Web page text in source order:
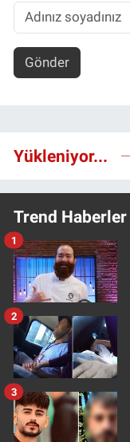
Gönder
Yükleniyor...
Trend Haberler
1
2
3